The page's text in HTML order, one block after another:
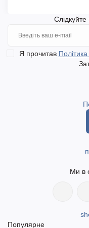
Я прочитав
Ми в
Популярне